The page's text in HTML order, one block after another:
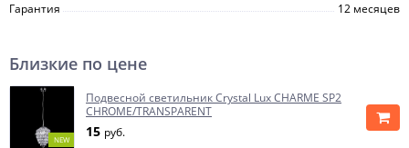
Гарантия
12 месяцев
Близкие по цене
NEW
Подвесной светильник Crystal Lux CHARME SP2
CHROME/TRANSPARENT
15 руб.